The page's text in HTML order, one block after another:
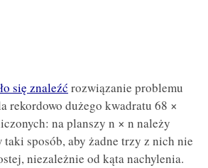
się znaleźć rozwiązanie problemu
rekordowo dużego kwadratu 68 ×
na planszy n × n należy
sposób, aby żadne trzy z nich nie
niezależnie od kąta nachylenia.